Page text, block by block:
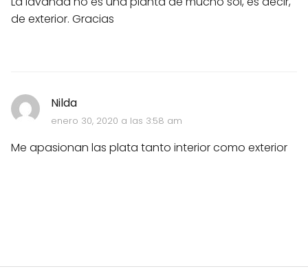
de exterior. Gracias
Nilda
enero 30, 2020 a las 3:58 am
Me apasionan las plata tanto interior como exterior